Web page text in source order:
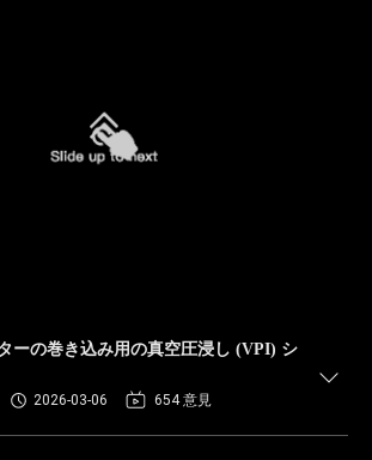
ーの巻き込み用の真空圧浸し (VPI) シ
2026-03-06 654 意見